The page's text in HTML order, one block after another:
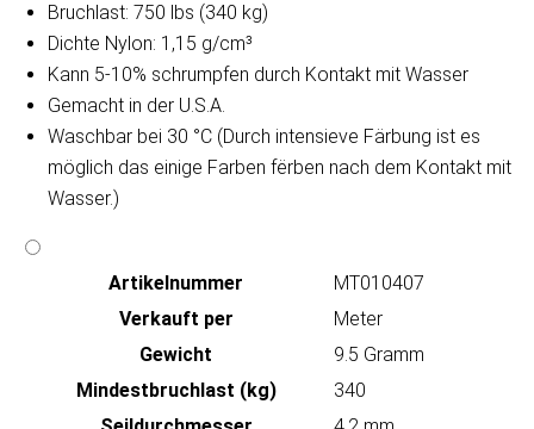
Bruchlast: 750 lbs (340 kg)
Dichte Nylon: 1,15 g/cm³
Kann 5-10% schrumpfen durch Kontakt mit Wasser
Gemacht in der U.S.A.
Waschbar bei 30 °C (Durch intensieve Färbung ist es
möglich das einige Farben fërben nach dem Kontakt mit
Wasser.)
Artikeln‌ummer
MT010407
Verkauft per
Meter
Gewicht
9.5 Gramm
Mindestbruchlast (kg)
340